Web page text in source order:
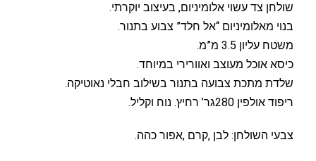
שולחן צד עשוי אלומיניום, בעיצוב יוקרתי.
בנוי מאלומיניום “אל חלד” צבוע בתנור.
משטח עליון 3.5 מ”מ.
כיסא אוכל מעוצב ואוורירי במיוחד.
שלדת מתכת צבועה בתנור בשילוב חבלי נאוטיקה.
ריפוד אולפין 280גר’ רחיץ. נוח וקליל.
צבעי השולחן: לבן ,קרם ,אפור כהה.